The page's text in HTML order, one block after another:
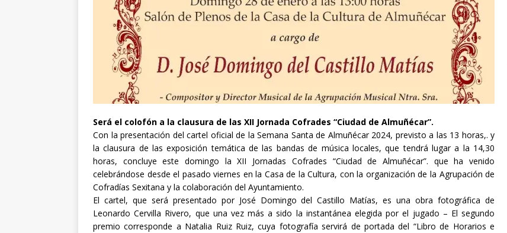
Será el colofón a la clausura de las XII Jornada Cofrades “Ciudad de Almuñécar”.
Con la presentación del cartel oficial de la Semana Santa de Almuñécar 2024, previsto a las 13 horas,. y
la clausura de las exposición temática de las bandas de música locales, que tendrá lugar a la 14,30
horas, concluye este domingo la XII Jornadas Cofrades “Ciudad de Almuñécar”. que ha venido
celebrándose desde el pasado viernes en la Casa de la Cultura, con la organización de la Agrupación de
Cofradías Sexitana y la colaboración del Ayuntamiento.
El cartel, que será presentado por José Domingo del Castillo Matías, es una obra fotográfica de
Leonardo Cervilla Rivero, que una vez más a sido la instantánea elegida por el jugado – El segundo
premio corresponde a Natalia Ruiz Ruiz, cuya fotografía servirá de portada del “Libro de Horarios e